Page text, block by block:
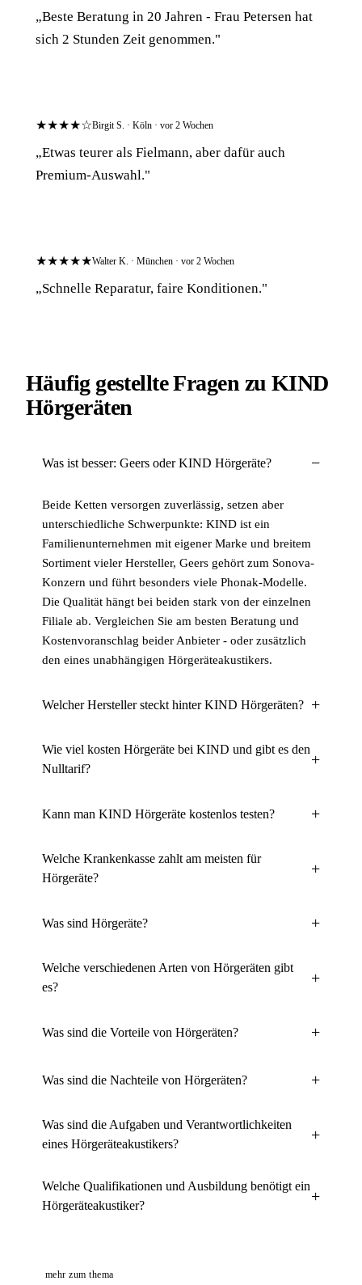
„Beste Beratung in 20 Jahren - Frau Petersen hat
sich 2 Stunden Zeit genommen."
★★★★☆Birgit S. · Köln · vor 2 Wochen
„Etwas teurer als Fielmann, aber dafür auch
Premium-Auswahl."
★★★★★Walter K. · München · vor 2 Wochen
„Schnelle Reparatur, faire Konditionen."
Häufig gestellte Fragen zu KIND
Hörgeräten
Was ist besser: Geers oder KIND Hörgeräte?
Beide Ketten versorgen zuverlässig, setzen aber
unterschiedliche Schwerpunkte: KIND ist ein
Familienunternehmen mit eigener Marke und breitem
Sortiment vieler Hersteller, Geers gehört zum Sonova-
Konzern und führt besonders viele Phonak-Modelle.
Die Qualität hängt bei beiden stark von der einzelnen
Filiale ab. Vergleichen Sie am besten Beratung und
Kostenvoranschlag beider Anbieter - oder zusätzlich
den eines unabhängigen Hörgeräteakustikers.
Welcher Hersteller steckt hinter KIND Hörgeräten?
Wie viel kosten Hörgeräte bei KIND und gibt es den
Nulltarif?
Kann man KIND Hörgeräte kostenlos testen?
Welche Krankenkasse zahlt am meisten für
Hörgeräte?
Was sind Hörgeräte?
Welche verschiedenen Arten von Hörgeräten gibt
es?
Was sind die Vorteile von Hörgeräten?
Was sind die Nachteile von Hörgeräten?
Was sind die Aufgaben und Verantwortlichkeiten
eines Hörgeräteakustikers?
Welche Qualifikationen und Ausbildung benötigt ein
Hörgeräteakustiker?
mehr zum thema